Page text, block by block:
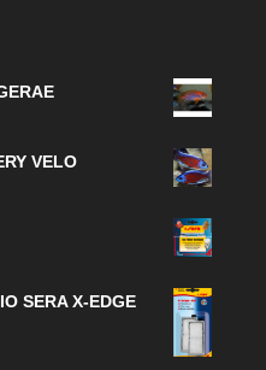
VELO
SERA X-EDGE